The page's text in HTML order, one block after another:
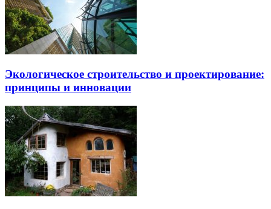
Экологическое строительство и проектирование:
принципы и инновации